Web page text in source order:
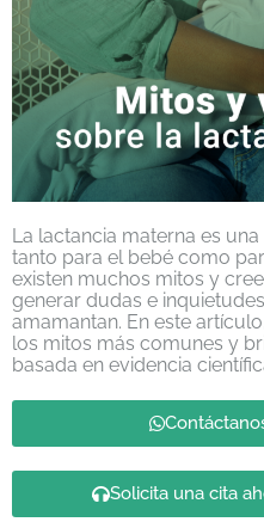
La lactancia materna es
tanto para el bebé como
existen muchos mitos y
generar dudas e
amamantan. En este
los mitos más comunes y
basada en evidencia
Solicita una cita